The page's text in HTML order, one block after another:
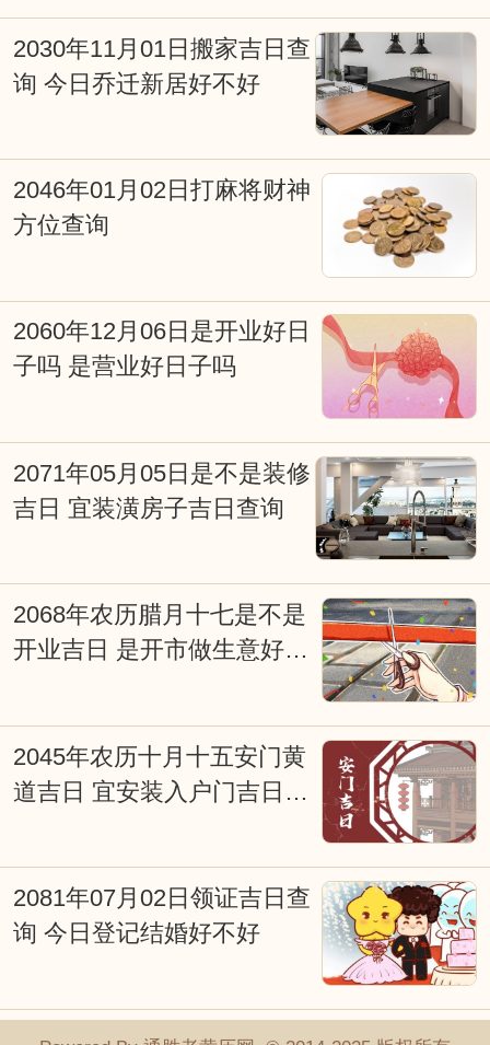
辰；不得真龙得日月，也是富贵旺人家等
等。古时人们就是通过计算太阳、月亮等
星球对不同地域的影响，所产生不同的吉
凶效应。择日是求得天时气运的助力，是
造福的重要手段。择吉日在涉及诸如结婚
嫁娶择日、修造动土择日、入宅搬家择
日、开张开业择日、生儿育女交合求嗣择
吉日等重大事项时，必须选择吉日吉时，
从而达到趋吉避凶、福自天降、荣华富
贵，因些择吉日非常重要。老式挂历、老
信息，特别提醒一些贪图方便的网友，不
能看见老黄历上写着宜嫁娶便定下终身大
事吉期。因为，这天对大多数人来说是吉
日，而对您来说可能会不太合适。因此，
对于重要的事情还是要针对自已进行专业
择吉日而行事会更好点，择吉日网的在线
择日查询系统能为您解忧并永久免费开
放。
2030年11月01日搬家吉日查
询 今日乔迁新居好不好
2046年01月02日打麻将财神
方位查询
2060年12月06日是开业好日
子吗 是营业好日子吗
2071年05月05日是不是装修
吉日 宜装潢房子吉日查询
2068年农历腊月十七是不是
开业吉日 是开市做生意好日
2045年农历十月十五安门黄
道吉日 宜安装入户门吉日查
2081年07月02日领证吉日查
询 今日登记结婚好不好